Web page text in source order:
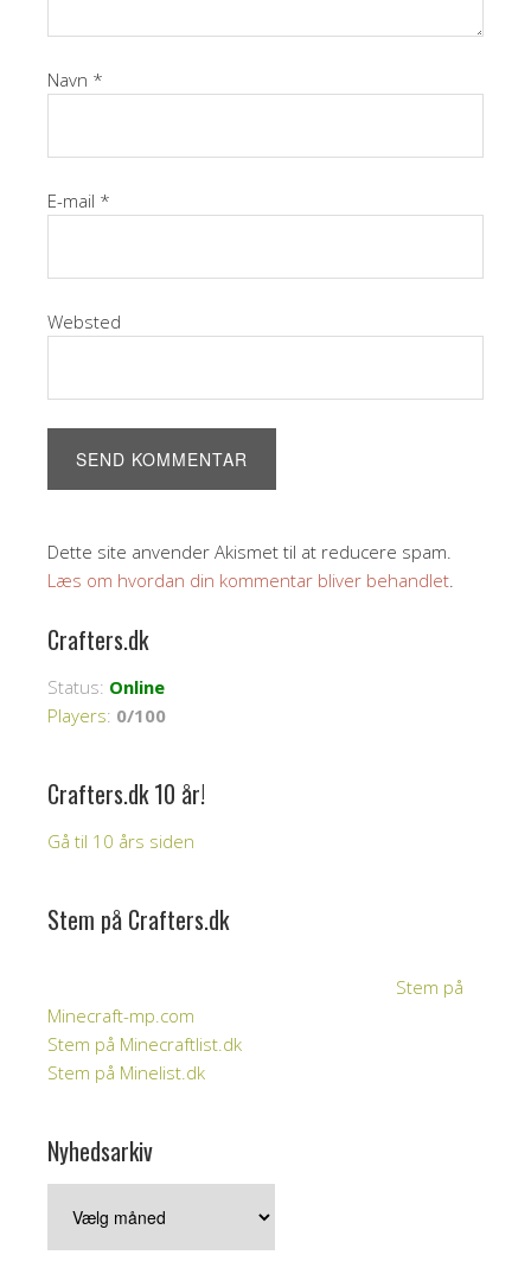
Navn *
E-mail *
Websted
Dette site anvender Akismet til at reducere spam.
Læs om hvordan din kommentar bliver behandlet
Crafters.dk
Status: Online
Players: 0/100
Crafters.dk 10 år!
Gå til 10 års siden
Stem på Crafters.dk
Stem på
Minecraft-mp.com
Stem på Minecraftlist.dk
Stem på Minelist.dk
Nyhedsarkiv